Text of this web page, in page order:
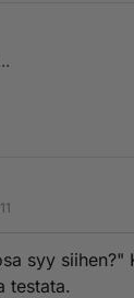
syy siihen?"
testata.